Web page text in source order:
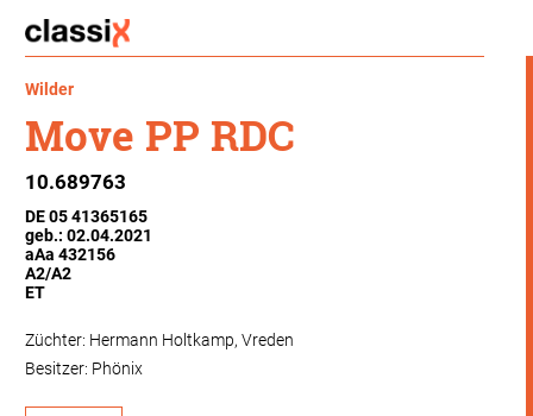
Wilder
Move PP RDC
10.689763
DE 05 41365165
geb.: 02.04.2021
aAa 432156
A2/A2
ET
Züchter: Hermann Holtkamp, Vreden
Besitzer: Phönix